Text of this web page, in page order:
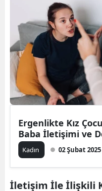
Ergenlikte Kız
Baba İletişimi ve
Kadın 02 Şubat 2025
İletişim İle İlişkili